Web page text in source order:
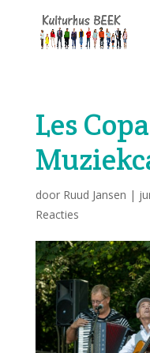
Les
door Ruud Jansen |
Reacties